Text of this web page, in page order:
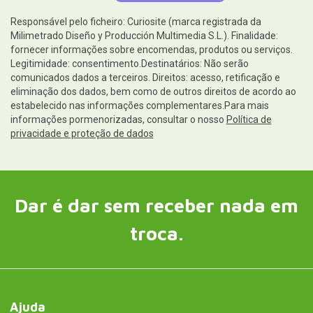
Responsável pelo ficheiro: Curiosite (marca registrada da
Milimetrado Diseño y Producción Multimedia S.L.). Finalidade:
fornecer informações sobre encomendas, produtos ou serviços.
Legitimidade: consentimento.Destinatários: Não serão
comunicados dados a terceiros. Direitos: acesso, retificação e
eliminação dos dados, bem como de outros direitos de acordo ao
estabelecido nas informações complementares.Para mais
informações pormenorizadas, consultar o nosso Política de
privacidade e proteção de dados
Dar é dar sem receber nada em
troca.
Ajuda